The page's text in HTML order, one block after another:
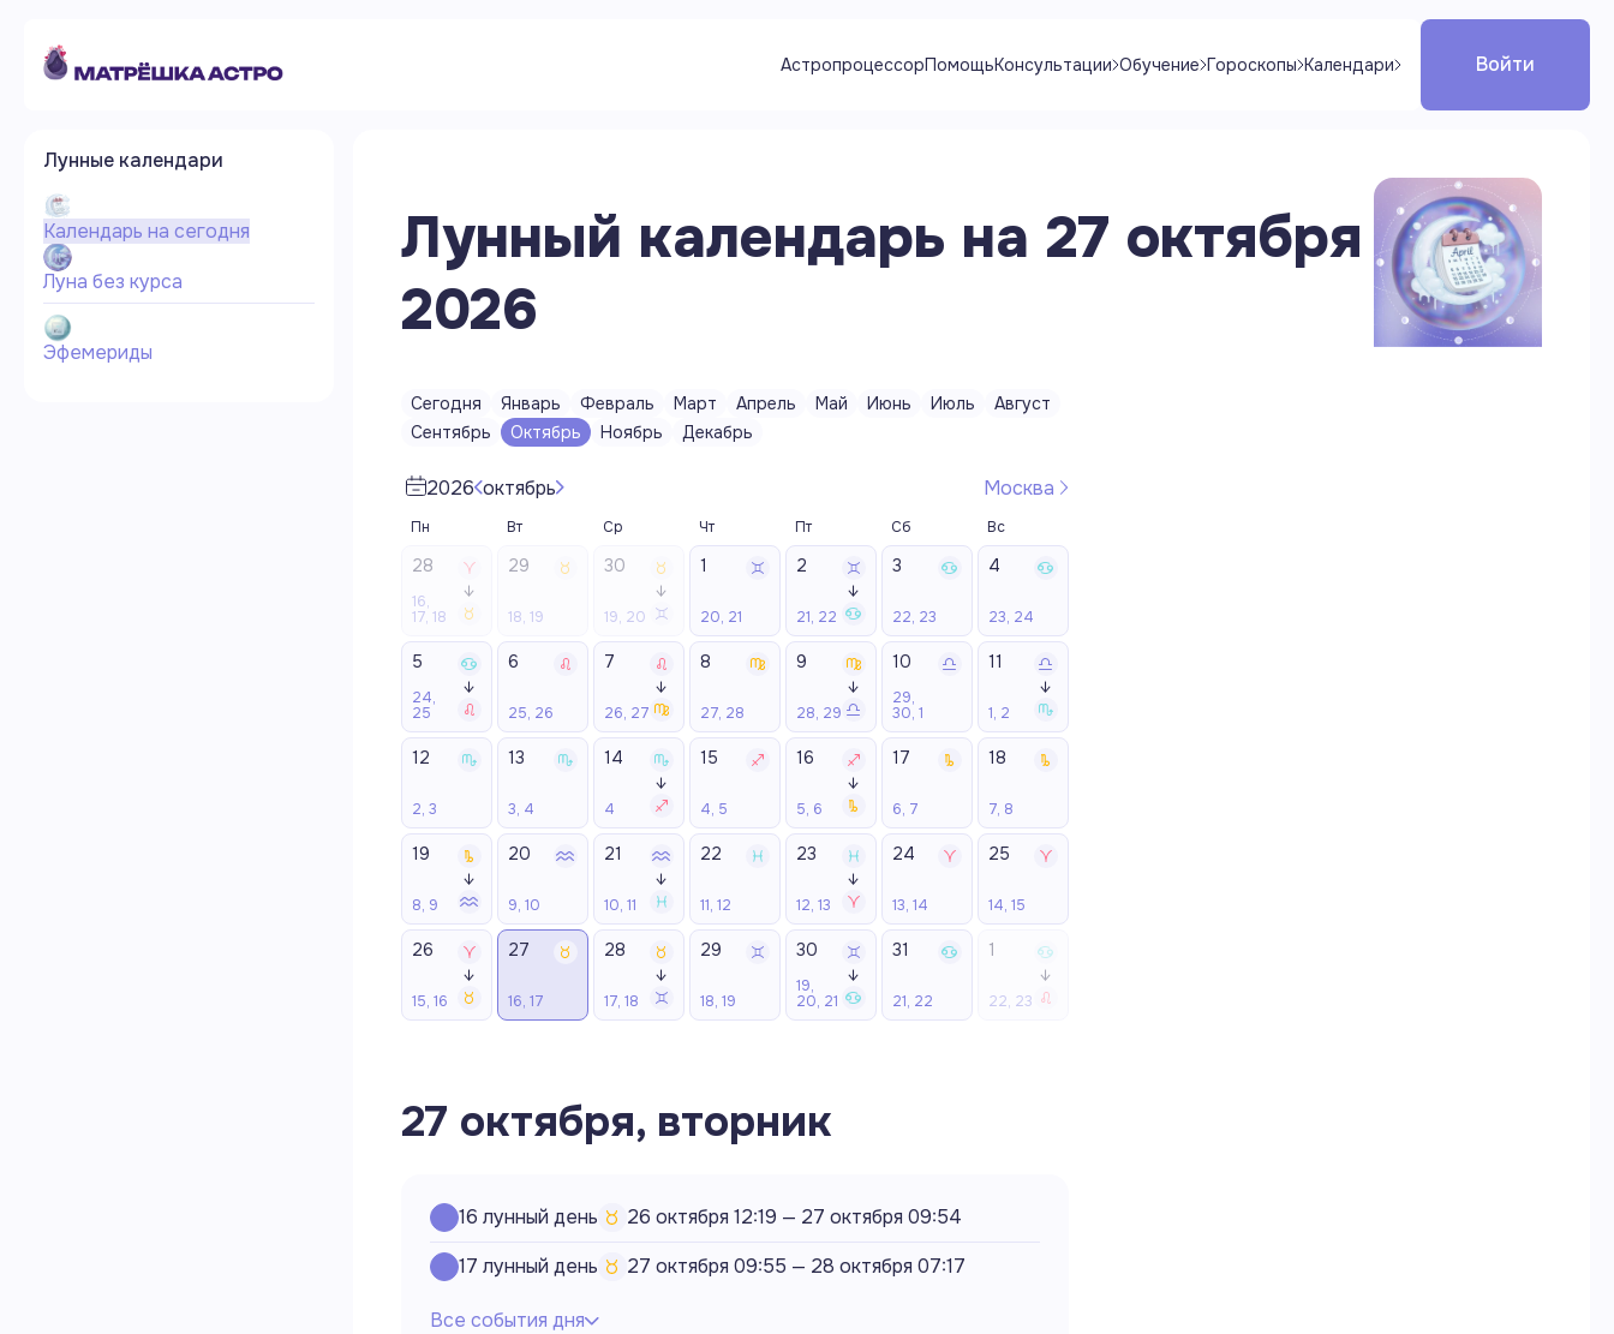
АстропроцессорПомощьКонсультации Обучение Гороскопы Календари Войти
Лунные календари
Календарь на сегодня
Луна без курса
Эфемериды
Лунный календарь на 27 октября
2026
Сегодня Январь Февраль Март Апрель Май Июнь Июль
Август
Сентябрь
Октябрь Ноябрь Декабрь
2026 октябрь Москва
Пн Вт Ср Чт Пт Сб Вс
28
16,
17, 18
↓
29
18, 19
30
19, 20
↓
1
20, 21
2
21, 22
↓
3
22, 23
4
23, 24
5
24,
25
↓
6
25, 26
7
26, 27
↓
8
27, 28
9
28, 29
↓
10
29,
30, 1
11
1, 2
↓
12
2, 3
13
3, 4
14
4
↓
15
4, 5
16
5, 6
↓
17
6, 7
18
7, 8
19
8, 9
↓
20
9, 10
21
10, 11
↓
22
11, 12
23
12, 13
↓
24
13, 14
25
14, 15
26
15, 16
↓
27
16, 17
28
17, 18
↓
29
18, 19
30
19,
20, 21
↓
31
21, 22
1
22, 23
↓
27 октября, вторник
16 лунный день 26 октября 12:19 — 27 октября 09:54
17 лунный день 27 октября 09:55 — 28 октября 07:17
Все события дня